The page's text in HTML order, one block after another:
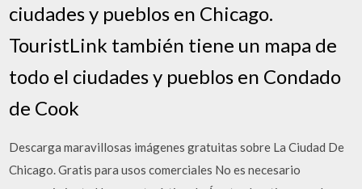
ciudades y pueblos en Chicago.
TouristLink también tiene un mapa de
todo el ciudades y pueblos en Condado
de Cook
Descarga maravillosas imágenes gratuitas sobre La Ciudad De
Chicago. Gratis para usos comerciales No es necesario